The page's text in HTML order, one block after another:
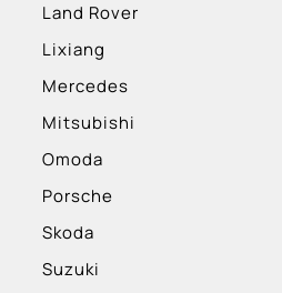
Land Rover
Lixiang
Mercedes
Mitsubishi
Omoda
Porsche
Skoda
Suzuki